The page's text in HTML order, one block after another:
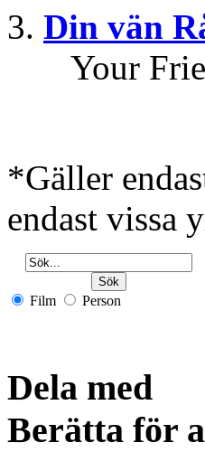
Din vän
Your
*Gäller
endast vissa
Film Person
Dela med
Berätta för